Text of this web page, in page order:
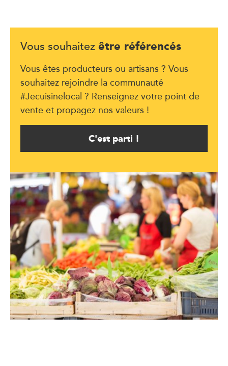
Vous souhaitez être référencés
Vous êtes producteurs ou artisans ? Vous
souhaitez rejoindre la communauté
#Jecuisinelocal ? Renseignez votre point de
vente et propagez nos valeurs !
C'est parti !